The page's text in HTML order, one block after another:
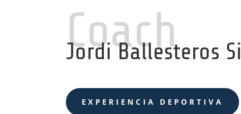
Coach
Jordi Ballesteros
EXPERIENCIA DEPORTIVA